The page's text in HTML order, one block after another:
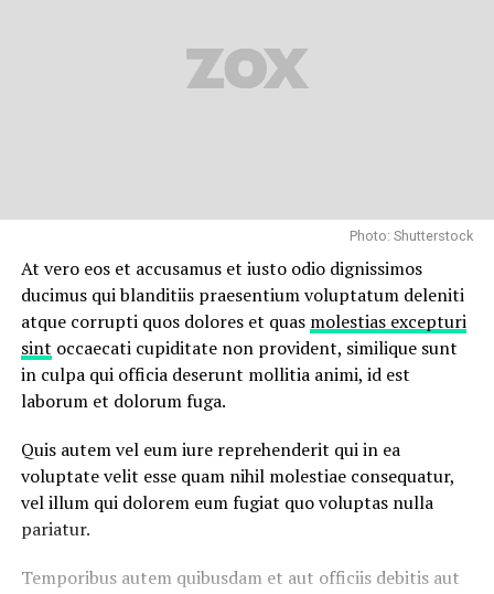
Photo: Shutterstock
At vero eos et accusamus et iusto odio dignissimos
ducimus qui blanditiis praesentium voluptatum deleniti
atque corrupti quos dolores et quas molestias excepturi
sint occaecati cupiditate non provident, similique sunt
in culpa qui officia deserunt mollitia animi, id est
laborum et dolorum fuga.
Quis autem vel eum iure reprehenderit qui in ea
voluptate velit esse quam nihil molestiae consequatur,
vel illum qui dolorem eum fugiat quo voluptas nulla
pariatur.
Temporibus autem quibusdam et aut officiis debitis aut